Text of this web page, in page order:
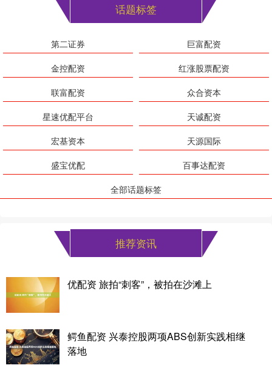
话题标签
第二证券
巨富配资
金控配资
红涨股票配资
联富配资
众合资本
星速优配平台
天诚配资
宏基资本
天源国际
盛宝优配
百事达配资
全部话题标签
推荐资讯
优配资 旅拍“刺客”，被拍在沙滩上
鳄鱼配资 兴泰控股两项ABS创新实践相继
落地